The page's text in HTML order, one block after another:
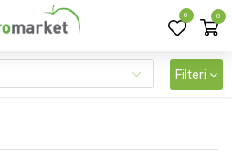
0 0
Filteri